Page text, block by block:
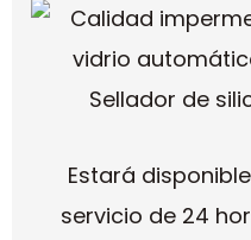
Estará
servicio de 24